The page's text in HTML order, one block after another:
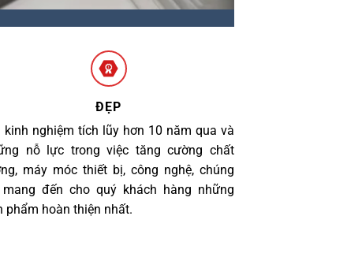
ĐẸP
kinh nghiệm tích lũy hơn 10 năm qua và
nỗ lực trong việc tăng cường chất
máy móc thiết bị, công nghệ, chúng
đến cho quý khách hàng những
phẩm hoàn thiện nhất.